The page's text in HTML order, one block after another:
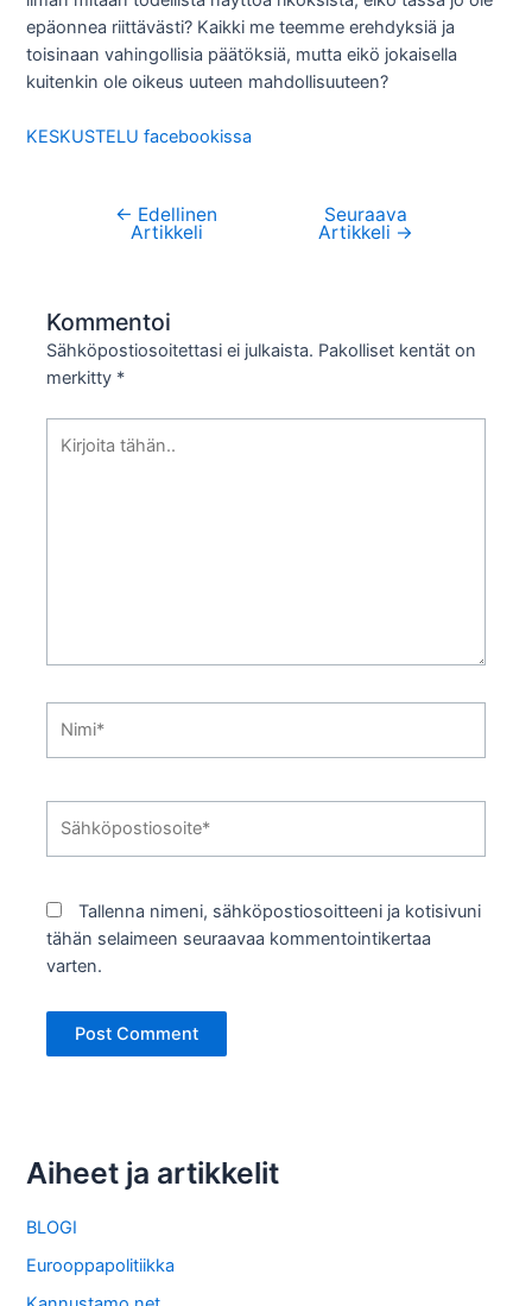
epäonnea riittävästi? Kaikki me teemme erehdyksiä ja
toisinaan vahingollisia päätöksiä, mutta eikö jokaisella
kuitenkin ole oikeus uuteen mahdollisuuteen?
KESKUSTELU facebookissa
Artikkelien
← Edellinen
Artikkeli
Seuraava
Artikkeli →
Kommentoi
Sähköpostiosoitettasi ei julkaista. Pakolliset kentät on
merkitty *
tähän..
Tallenna nimeni, sähköpostiosoitteeni ja kotisivuni
tähän selaimeen seuraavaa kommentointikertaa
varten.
Aiheet ja artikkelit
BLOGI
Eurooppapolitiikka